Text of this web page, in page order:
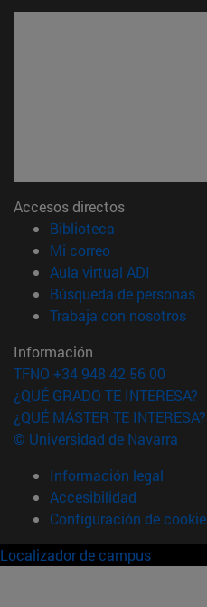
Accesos directos
Biblioteca
Mi correo(abre en nueva
Aula virtual ADI
Búsqueda de personas
Trabaja con nosotros
Información
TFNO +34 948 42 56 00
¿QUÉ GRADO TE INTERESA?
¿QUÉ MÁSTER TE INTERESA?
© Universidad de Navarra
Información legal
Accesibilidad
Configuración de
Localizador de campus